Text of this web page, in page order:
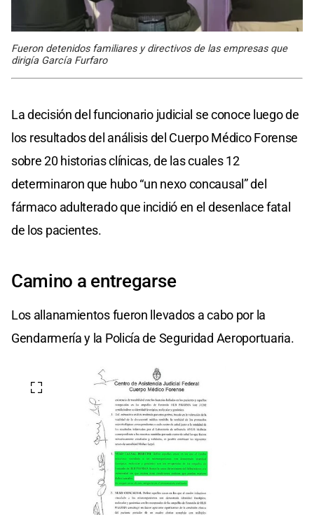
Fueron detenidos familiares y directivos de las empresas que
dirigía García Furfaro
La decisión del funcionario judicial se conoce luego de
los resultados del análisis del Cuerpo Médico Forense
sobre 20 historias clínicas, de las cuales 12
determinaron que hubo “un nexo concausal” del
fármaco adulterado que incidió en el desenlace fatal
de los pacientes.
Camino a entregarse
Los allanamientos fueron llevados a cabo por la
Gendarmería y la Policía de Seguridad Aeroportuaria.